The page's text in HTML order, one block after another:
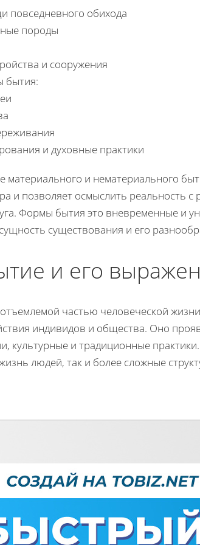
повседневного обихода
породы
и сооружения
бытия:
и духовные практики
материального и нематериального
и позволяет осмыслить реальность с
Формы бытия это вневременные и
существования и его
и его
частью человеческой
индивидов и общества. Оно
культурные и традиционные
людей, так и более сложные